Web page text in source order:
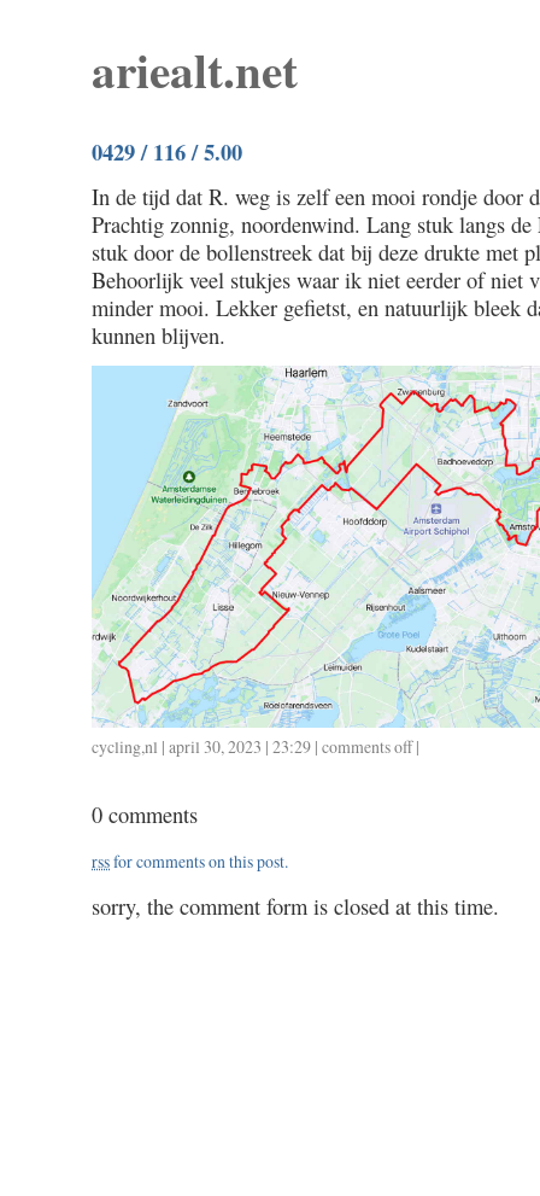
ariealt.net
0429 / 116 / 5.00
In de tijd dat R. weg is zelf een mooi rondje door
Prachtig zonnig, noordenwind. Lang stuk langs de
stuk door de bollenstreek dat bij deze drukte met
Behoorlijk veel stukjes waar ik niet eerder of niet
minder mooi. Lekker gefietst, en natuurlijk bleek
kunnen blijven.
cycling,nl | april 30, 2023 | 23:29 | comments offon
|
0 comments
rssfor comments on this post.
sorry, the comment form is closed at this time.